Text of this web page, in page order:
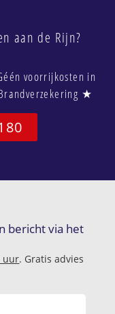
aan de Rijn?
voorrijkosten in
★
bericht via het
uur. Gratis advies